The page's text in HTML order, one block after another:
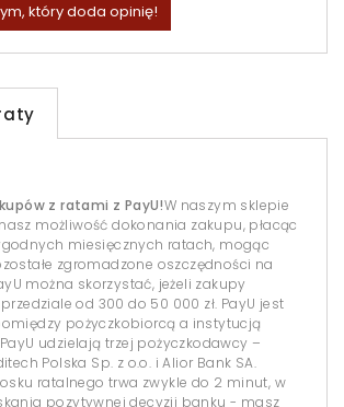
który doda opinię!
z ratami z PayU!W naszym sklepie
możliwość dokonania zakupu, płacąc
miesięcznych ratach, mogąc
zgromadzone oszczędności na
można skorzystać, jeżeli zakupy
od 300 do 50 000 zł. PayU jest
pożyczkobiorcą a instytucją
udzielają trzej pożyczkodawcy –
Polska Sp. z o.o. i Alior Bank SA.
ratalnego trwa zwykle do 2 minut, w
pozytywnej decyzji banku - masz